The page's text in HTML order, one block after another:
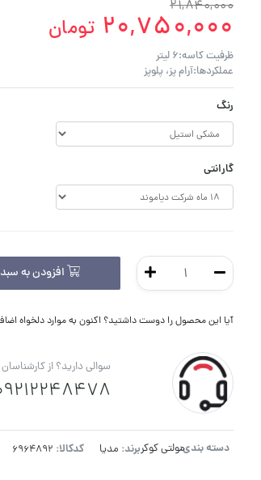
21,840,000
20,750,000 تومان
ظرفیت کاسه:6 لیتر
عملکردها:آرام پز، پلوپز
رنگ
گارانتی
افزودن به سبد
آیا این محصول را دوست داشتید؟ اکنون به موارد دلخواه
سوالی دارید؟ از کارشناسان
دسته بندی:مولتی کوکربرند: مدیا کدکالا: